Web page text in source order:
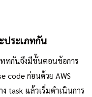
ระเภทกัน
ทกันจึงมีขั้นตอนข้อการ
code ก่อนด้วย AWS
ง task แล้วเริ่มดำเนินการ